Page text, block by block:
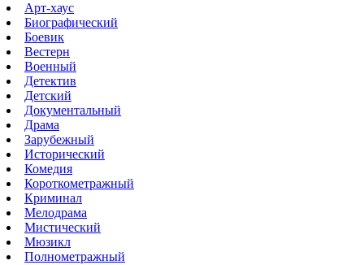
Арт-хаус
Биографический
Боевик
Вестерн
Военный
Детектив
Детский
Документальный
Драма
Зарубежный
Исторический
Комедия
Короткометражный
Криминал
Мелодрама
Мистический
Мюзикл
Полнометражный